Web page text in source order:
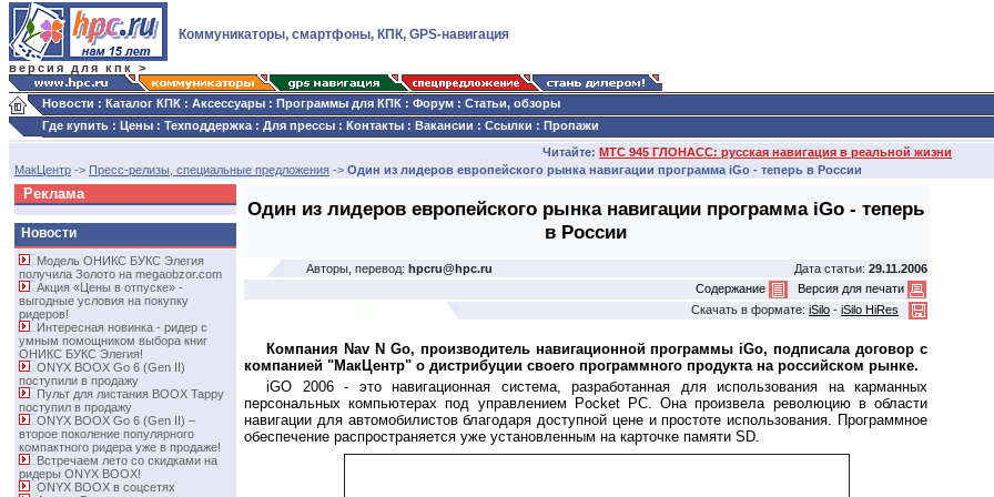
версия для кпк >
Коммуникаторы, смартфоны, КПК, GPS-навигация
Новости : Каталог КПК : Аксессуары : Программы для КПК : Форум : Статьи, обзоры
Где купить : Цены : Техподдержка : Для прессы : Контакты : Вакансии : Ссылки : Пропажи
Читайте: МТС 945 ГЛОНАСС: русская навигация в реальной жизни
МакЦентр -> Пресс-релизы, специальные предложения -> Один из лидеров европейского рынка навигации программа iGo - теперь в России
Реклама
Новости
Модель ОНИКС БУКС Элегия
получила Золото на megaobzor.com
Акция «Цены в отпуске» -
выгодные условия на покупку
ридеров!
Интересная новинка - ридер с
умным помощником выбора книг
ОНИКС БУКС Элегия!
ONYX BOOX Go 6 (Gen II)
поступили в продажу
Пульт для листания BOOX Tappy
поступил в продажу
ONYX BOOX Go 6 (Gen II) –
второе поколение популярного
компактного ридера уже в продаже!
Встречаем лето со скидками на
ридеры ONYX BOOX!
ONYX BOOX в соцсетях
Один из лидеров европейского рынка навигации программа iGo - теперь
в России
Авторы, перевод: hpcru@hpc.ru Дата статьи: 29.11.2006
Содержание
Версия для печати
Скачать в формате: iSilo - iSilo HiRes
Компания Nav N Go, производитель навигационной программы iGo, подписала договор с
компанией "МакЦентр" о дистрибуции своего программного продукта на российском рынке.
iGO 2006 - это навигационная система, разработанная для использования на карманных
персональных компьютерах под управлением Pocket PC. Она произвела революцию в области
навигации для автомобилистов благодаря доступной цене и простоте использования. Программное
обеспечение распространяется уже установленным на карточке памяти SD.